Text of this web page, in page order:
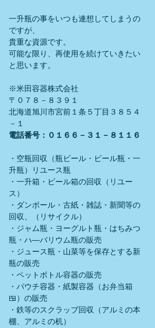
一升瓶の事をいつも連想してしまうの
ですが、
貴重な資源です。
可能な限り、再使用を続けていきたい
と思います。
※米田容器株式会社
〒０７８－８３９１
北海道旭川市宮前１条５丁目３８５４
－１
電話番号：０１６６－３１－８１１６
・空瓶回収（瓶ビール・ビール瓶・一
升瓶）リユース瓶
・一升箱・ビール箱の回収（リユー
ス）
・ダンボール・古紙・雑誌・新聞等の
回収、（リサイクル）
・ジャム瓶・ヨーグルト瓶・はちみつ
瓶・ハ―バリウム瓶の販売
・ジュース瓶・山菜等を保存とする新
瓶の販売
・ペットボトル容器の販売
・パウチ容器・紙製容器（お弁当箱
🍱）の販売
・鉄等のスクラップ回収（アルミの本
棚、アルミの机）